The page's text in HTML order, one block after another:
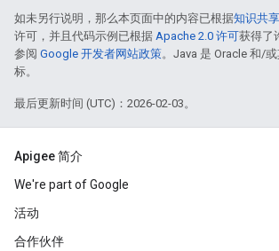
如未另行说明，那么本页面中的内容已根据知识共
许可，并且代码示例已根据 Apache 2.0 许可获得了
参阅 Google 开发者网站政策。Java 是 Oracle 和/
标。
最后更新时间 (UTC)：2026-02-03。
Apigee 简介
We're part of Google
活动
合作伙伴